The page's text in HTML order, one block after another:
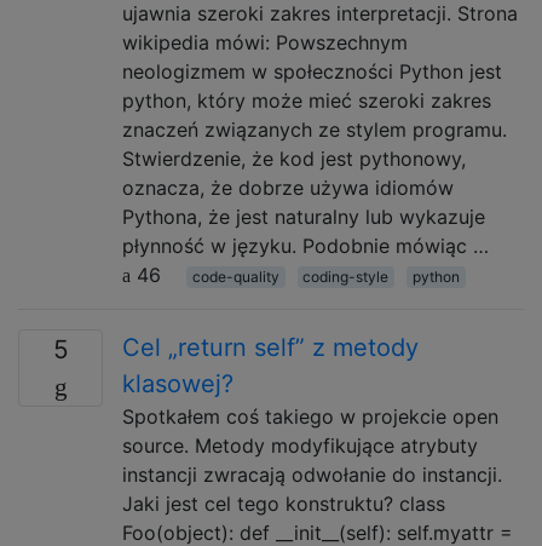
ujawnia szeroki zakres interpretacji. Strona
wikipedia mówi: Powszechnym
neologizmem w społeczności Python jest
python, który może mieć szeroki zakres
znaczeń związanych ze stylem programu.
Stwierdzenie, że kod jest pythonowy,
oznacza, że ​​dobrze używa idiomów
Pythona, że ​​jest naturalny lub wykazuje
płynność w języku. Podobnie mówiąc …
46
code-quality coding-style python
5
Cel „return self” z metody
klasowej?
Spotkałem coś takiego w projekcie open
source. Metody modyfikujące atrybuty
instancji zwracają odwołanie do instancji.
Jaki jest cel tego konstruktu? class
Foo(object): def __init__(self): self.myattr =